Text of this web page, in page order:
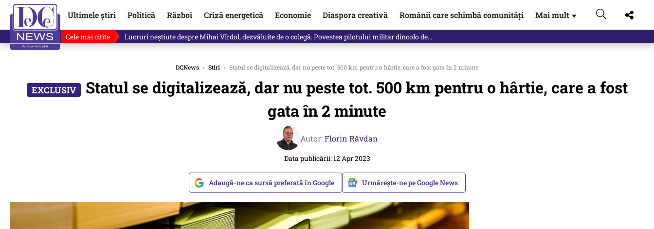
Ultimele știri Politică Război Criză energetică Economie Diaspora creativă Românii care schimbă comunități Mai mult ▼
Cele mai citite Lucruri neștiute despre Mihai Vîrdol, dezvăluite de o colegă. Povestea pilotului militar dincolo de…
DCNews › Stiri › Statul se digitalizează, dar nu peste tot. 500 km pentru o hârtie, care a fost gata în 2 minute
Statul se digitalizează, dar nu peste tot. 500 km pentru o hârtie, care a fost
gata în 2 minute
Autor:Florin Răvdan
Data publicării: 12 Apr 2023
Adaugă-ne ca sursă preferată în Google Urmărește-ne pe Google News